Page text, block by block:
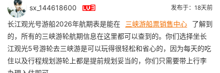
sx_144618600  发布于：18天前
长江观光号游船2026年航期表是能在 三峡游船票销售中心
了解到
的，所有的三峡游轮航期信息在这里都可以查到的。你们选择坐长
江观光5号游轮去三峡游是可以玩得很轻松和省心的，因为每天的吃
住以及行程规划游轮上都是提前规划妥当的，你们只需要带上行李